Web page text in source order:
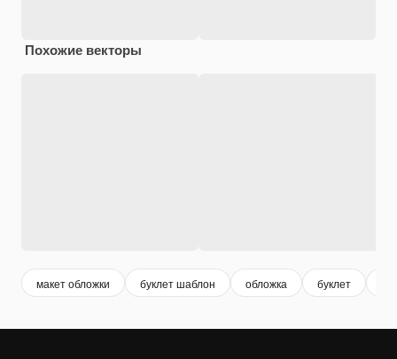
Похожие векторы
макет обложки буклет шаблон обложка буклет